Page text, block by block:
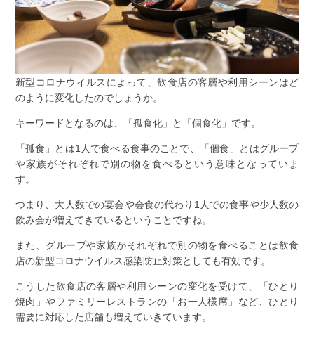
新型コロナウイルスによって、飲食店の客層や利用シーンはど
のように変化したのでしょうか。
キーワードとなるのは、「孤食化」と「個食化」です。
「孤食」とは1人で食べる食事のことで、「個食」とはグループ
や家族がそれぞれで別の物を食べるという意味となっていま
す。
つまり、大人数での宴会や会食の代わり1人での食事や少人数の
飲み会が増えてきているということですね。
また、グループや家族がそれぞれで別の物を食べることは飲食
店の新型コロナウイルス感染防止対策としても有効です。
こうした飲食店の客層や利用シーンの変化を受けて、「ひとり
焼肉」やファミリーレストランの「お一人様席」など、ひとり
需要に対応した店舗も増えていきています。